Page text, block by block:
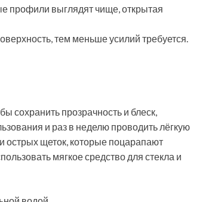
профили выглядят чище, открытая
тем меньше усилий требуется.
сохранить прозрачность и блеск,
и раз в неделю проводить лёгкую
острых щеток, которые поцарапают
мягкое средство для стекла и